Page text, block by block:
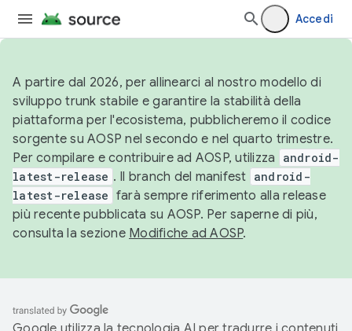
Accedi
A partire dal 2026, per allinearci al nostro modello di
sviluppo trunk stabile e garantire la stabilità della
piattaforma per l'ecosistema, pubblicheremo il codice
sorgente su AOSP nel secondo e nel quarto trimestre.
Per compilare e contribuire ad AOSP, utilizza
android-
latest-release . Il branch del manifest android-
latest-release farà sempre riferimento alla release
più recente pubblicata su AOSP. Per saperne di più,
consulta la sezione Modifiche ad AOSP.